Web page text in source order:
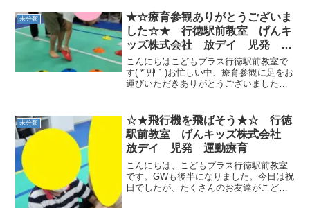
結果を公開させて頂きました。多くの保
護者様からの貴重なご意...
未分類
★☆療育参観ありがとうございま
した☆★ 行徳駅前教室 げんキ
ッズ株式会社 放デイ 児発 運
動療育
こんにちはこどもプラス行徳駅前教室で
す( *´艸｀)お忙しい中、療育参観に足をお
運びいただきありがとうございましたお
なかった皆様におかれましても、年に２
回実施しており...
未分類
☆★飛行機を飛ばそう★☆ 行徳
駅前教室 げんキッズ株式会社
放デイ 児発 運動療育
こんにちは、こどもプラス行徳駅前教室
です。GWも後半になりました。今日は祝
日でしたが、たくさんのお友達がこども